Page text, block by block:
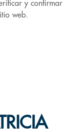
y confirmar
web.